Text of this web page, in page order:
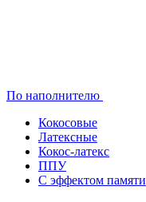
По наполнителю
Кокосовые
Латексные
Кокос-латекс
ППУ
С эффектом памяти